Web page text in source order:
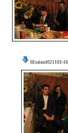
SEsalaud021103-